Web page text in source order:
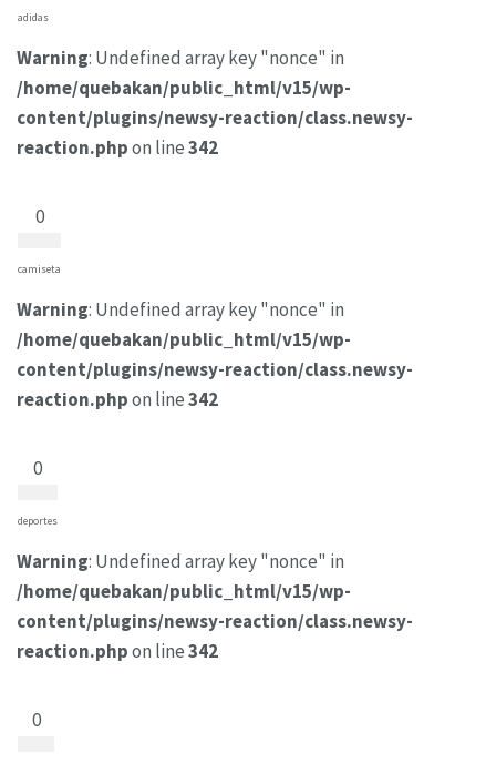
adidas
Warning: Undefined array key "nonce" in
/home/quebakan/public_html/v15/wp-
content/plugins/newsy-reaction/class.newsy-
reaction.phpon line342
0
camiseta
Warning: Undefined array key "nonce" in
/home/quebakan/public_html/v15/wp-
content/plugins/newsy-reaction/class.newsy-
reaction.phpon line342
0
deportes
Warning: Undefined array key "nonce" in
/home/quebakan/public_html/v15/wp-
content/plugins/newsy-reaction/class.newsy-
reaction.phpon line342
0